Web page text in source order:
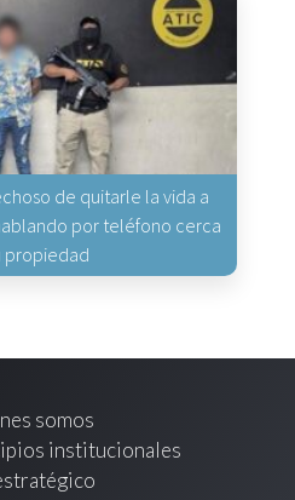
de quitarle la vida a
por teléfono cerca
propiedad
somos
institucionales